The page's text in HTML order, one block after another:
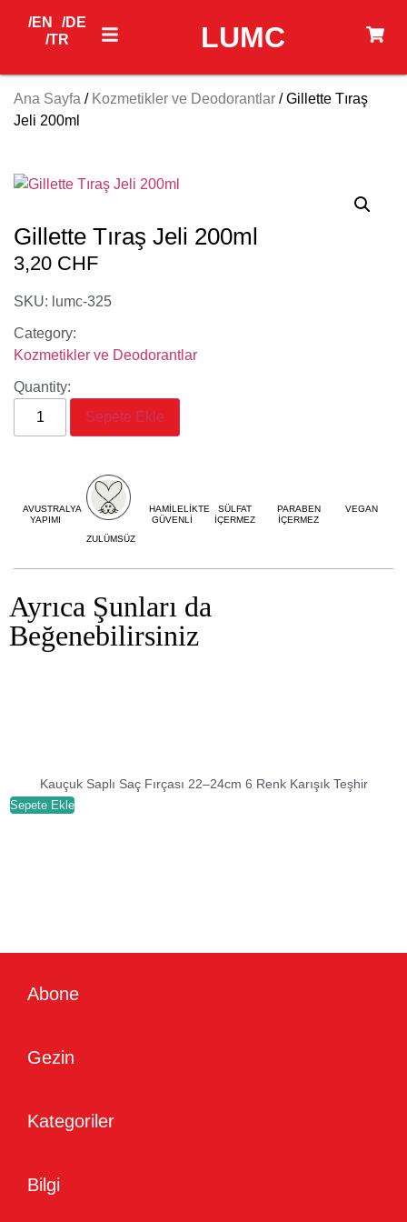
LUMC
/EN
/DE
/TR
Ana Sayfa / Kozmetikler ve Deodorantlar / Gillette Tıraş
Jeli 200ml
Gillette Tıraş Jeli 200ml
3,20 CHF
SKU: lumc-325
Category:
Kozmetikler ve Deodorantlar
Quantity:
Sepete Ekle
AVUSTRALYA
YAPIMI
ZULÜMSÜZ
HAMİLELİKTE
GÜVENLİ
SÜLFAT
İÇERMEZ
PARABEN
İÇERMEZ
VEGAN
Ayrıca Şunları da
Beğenebilirsiniz
Kauçuk Saplı Saç Fırçası 22–24cm 6 Renk Karışık Teşhir
Sepete Ekle
Abone
Gezin
Kategoriler
Bilgi